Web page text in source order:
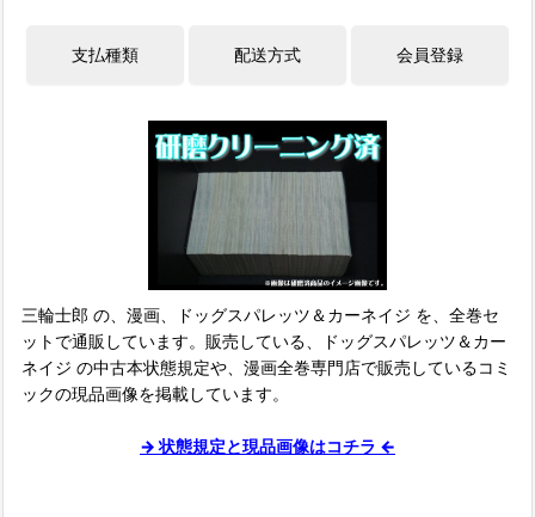
三輪士郎 の、漫画、ドッグスパレッツ＆カーネイジ を、全巻セ
ットで通販しています。販売している、ドッグスパレッツ＆カー
ネイジ の中古本状態規定や、漫画全巻専門店で販売しているコミ
ックの現品画像を掲載しています。
→ 状態規定と現品画像はコチラ ←